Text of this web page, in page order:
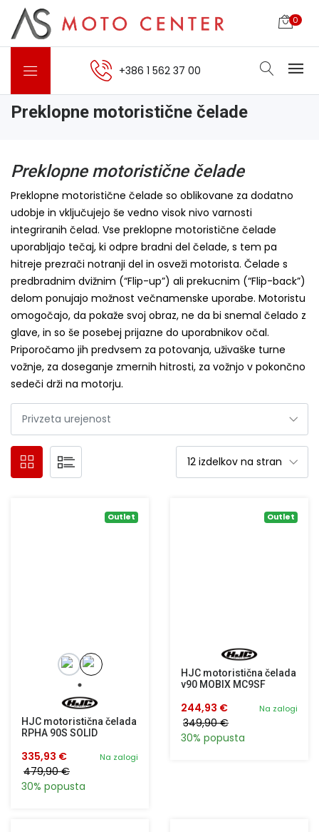
0
+386 1 562 37 00
Preklopne motoristične čelade
Preklopne motoristične čelade
Preklopne motoristične čelade so oblikovane za dodatno
udobje in vključujejo še vedno visok nivo varnosti
integriranih čelad. Vse preklopne motoristične čelade
uporabljajo tečaj, ki odpre bradni del čelade, s tem pa
hitreje prezrači notranji del in osveži motorista. Čelade s
predbradnim dvižnim (“Flip-up”) ali prekucnim (“Flip-back”)
delom ponujajo možnost večnamenske uporabe. Motoristu
omogočajo, da pokaže svoj obraz, ne da bi snemal čelado z
glave, in so še posebej prijazne do uporabnikov očal.
Priporočamo jih predvsem za potovanja, uživaške turne
vožnje, za doseganje zmernih hitrosti, za vožnjo v pokončno
sedeči drži na motorju.
Outlet
HJC motoristična čelada
RPHA 90S SOLID
Na zalogi
335,93 €
479,90 €
30% popusta
Outlet
HJC motoristična čelada
v90 MOBIX MC9SF
Na zalogi
244,93 €
349,90 €
30% popusta